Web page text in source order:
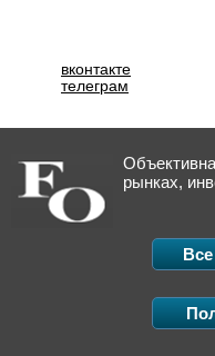
вконтакте
телеграм
рынках,